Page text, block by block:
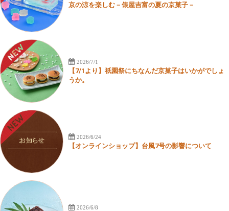
京の涼を楽しむ－俵屋吉富の夏の京菓子－
2026/7/1
【7/1より】祇園祭にちなんだ京菓子はいかがでしょ
うか。
2026/6/24
【オンラインショップ】台風7号の影響について
2026/6/8